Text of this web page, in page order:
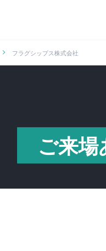
フラグシップス株式会社
ご来場